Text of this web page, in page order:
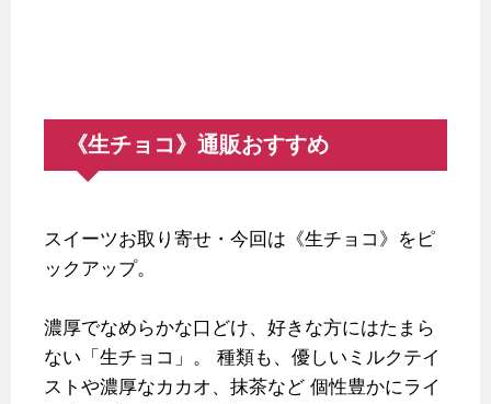
《生チョコ》通販おすすめ
スイーツお取り寄せ・今回は《生チョコ》をピ
ックアップ。
濃厚でなめらかな口どけ、好きな方にはたまら
ない「生チョコ」。
種類も、優しいミルクテイ
ストや濃厚なカカオ、抹茶など 個性豊かにライ